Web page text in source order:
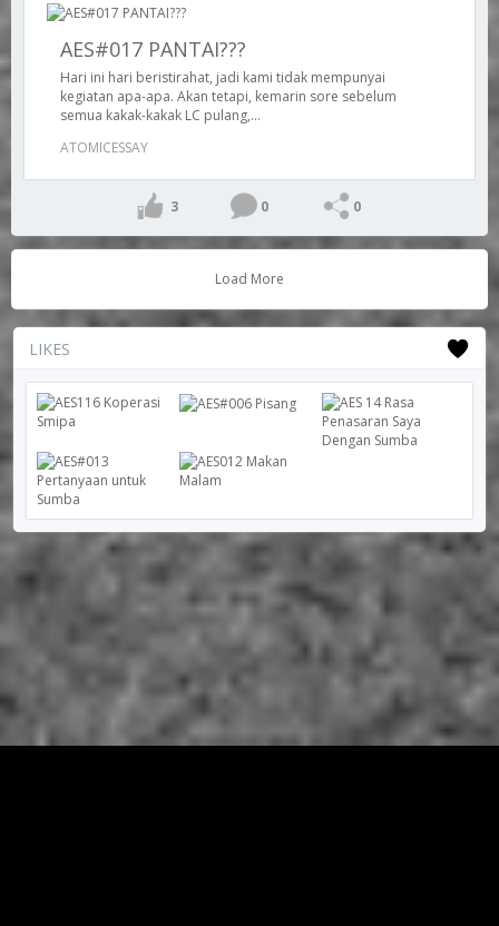
AES#017 PANTAI???
Hari ini hari beristirahat, jadi kami tidak mempunyai
kegiatan apa-apa. Akan tetapi, kemarin sore sebelum
semua kakak-kakak LC pulang,...
ATOMICESSAY
3 0 0
Load More
LIKES